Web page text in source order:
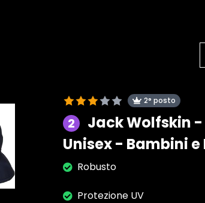
2° posto
2
Jack Wolfskin
Unisex - Bambini e
Robusto
Protezione UV